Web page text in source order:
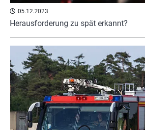
05.12.2023
Herausforderung zu spät erkannt?